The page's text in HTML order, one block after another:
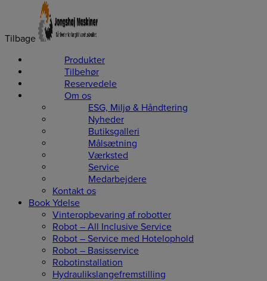
Tilbage
Produkter
Tilbehør
Reservedele
Om os
ESG, Miljø & Håndtering
Nyheder
Butiksgalleri
Målsætning
Værksted
Service
Medarbejdere
Kontakt os
Book Ydelse
Vinteropbevaring af robotter
Robot – All Inclusive Service
Robot – Service med Hotelophold
Robot – Basisservice
Robotinstallation
Hydraulikslangefremstilling